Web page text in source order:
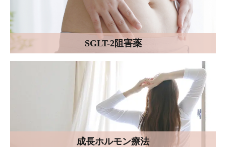
SGLT-2阻害薬
成長ホルモン療法